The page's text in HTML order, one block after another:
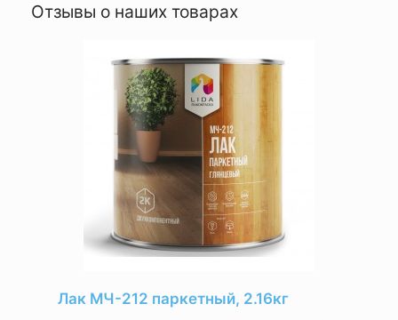
Отзывы о наших товарах
Лак МЧ-212 паркетный, 2.16кг